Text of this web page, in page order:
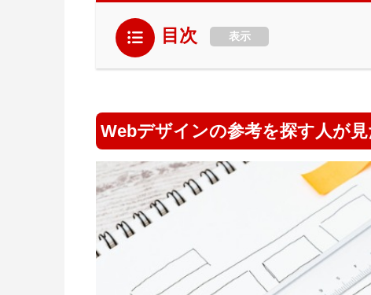
目次 表示
Webデザインの参考を探す人が